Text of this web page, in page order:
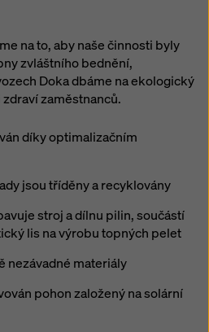
na to, aby naše činnosti byly
zvláštního bednění,
Doka dbáme na ekologický
zaměstnanců.
díky optimalizačním
jsou tříděny a recyklovány
stroj a dílnu pilin, součástí
lis na výrobu topných pelet
nezávadné materiály
pohon založený na solární